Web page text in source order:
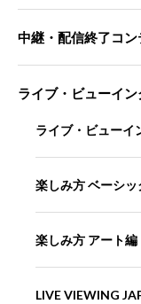
中継・配信終了コン
ライブ・ビューイン
ライブ・ビューイ
楽しみ方 ベーシッ
楽しみ方 アート編
LIVE VIEWING